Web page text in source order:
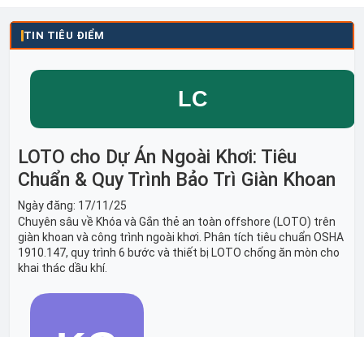
TIN TIÊU ĐIỂM
LOTO cho Dự Án Ngoài Khơi: Tiêu
Chuẩn & Quy Trình Bảo Trì Giàn Khoan
Ngày đăng: 17/11/25
Chuyên sâu về Khóa và Gắn thẻ an toàn offshore (LOTO) trên
giàn khoan và công trình ngoài khơi. Phân tích tiêu chuẩn OSHA
1910.147, quy trình 6 bước và thiết bị LOTO chống ăn mòn cho
khai thác dầu khí.